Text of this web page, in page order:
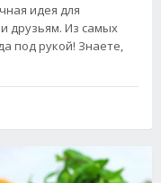
идея для
друзьям. Из самых
под рукой! Знаете,